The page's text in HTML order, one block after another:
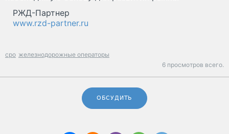
РЖД-Партнер
www.rzd-partner.ru
сро железнодорожные операторы
6 просмотров всего.
ОБСУДИТЬ